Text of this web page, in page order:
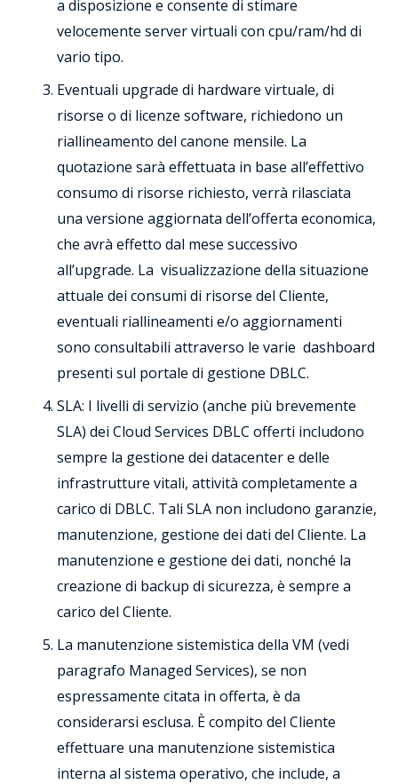
a disposizione e consente di stimare
velocemente server virtuali con cpu/ram/hd di
vario tipo.
Eventuali upgrade di hardware virtuale, di
risorse o di licenze software, richiedono un
riallineamento del canone mensile. La
quotazione sarà effettuata in base all’effettivo
consumo di risorse richiesto, verrà rilasciata
una versione aggiornata dell’offerta economica,
che avrà effetto dal mese successivo
all’upgrade. La visualizzazione della situazione
attuale dei consumi di risorse del Cliente,
eventuali riallineamenti e/o aggiornamenti
sono consultabili attraverso le varie dashboard
presenti sul portale di gestione DBLC.
SLA: I livelli di servizio (anche più brevemente
SLA) dei Cloud Services DBLC offerti includono
sempre la gestione dei datacenter e delle
infrastrutture vitali, attività completamente a
carico di DBLC. Tali SLA non includono garanzie,
manutenzione, gestione dei dati del Cliente. La
manutenzione e gestione dei dati, nonché la
creazione di backup di sicurezza, è sempre a
carico del Cliente.
La manutenzione sistemistica della VM (vedi
paragrafo Managed Services), se non
espressamente citata in offerta, è da
considerarsi esclusa. È compito del Cliente
effettuare una manutenzione sistemistica
interna al sistema operativo, che include, a